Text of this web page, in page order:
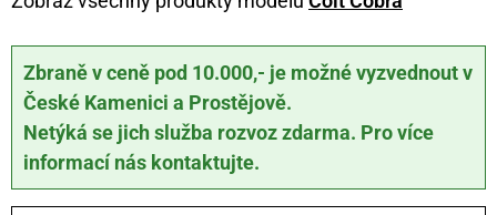
Zbraně v ceně pod 10.000,- je možné vyzvednout v
České Kamenici a Prostějově.
Netýká se jich služba rozvoz zdarma. Pro více
informací nás kontaktujte.